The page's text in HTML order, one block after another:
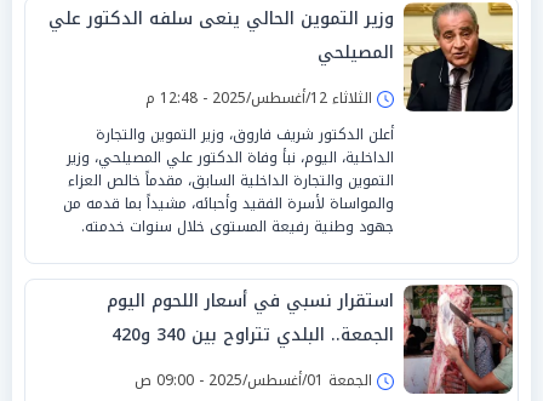
وزير التموين الحالي ينعى سلفه الدكتور علي
المصيلحي
الثلاثاء 12/أغسطس/2025 - 12:48 م
أعلن الدكتور شريف فاروق، وزير التموين والتجارة
الداخلية، اليوم، نبأ وفاة الدكتور علي المصيلحي، وزير
التموين والتجارة الداخلية السابق، مقدماً خالص العزاء
والمواساة لأسرة الفقيد وأحبائه، مشيداً بما قدمه من
جهود وطنية رفيعة المستوى خلال سنوات خدمته.
استقرار نسبي في أسعار اللحوم اليوم
الجمعة.. البلدي تتراوح بين 340 و420
الجمعة 01/أغسطس/2025 - 09:00 ص